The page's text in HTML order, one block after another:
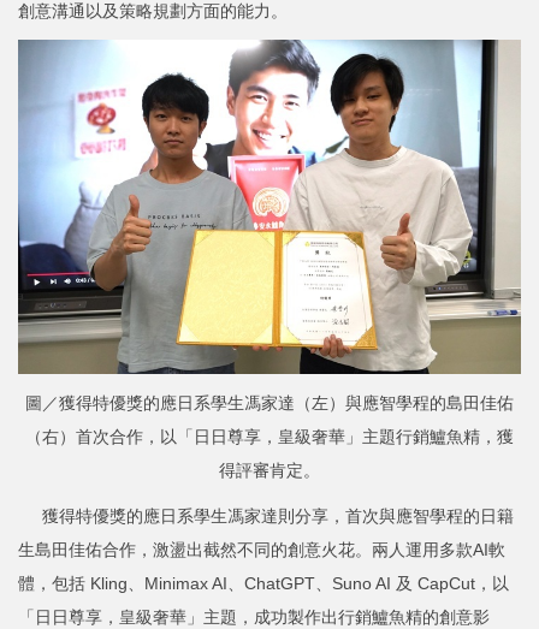
創意溝通以及策略規劃方面的能力。
圖／獲得特優獎的應日系學生馮家達（左）與應智學程的島田佳佑
（右）首次合作，以「日日尊享，皇級奢華」主題行銷鱸魚精，獲
得評審肯定。
獲得特優獎的應日系學生馮家達則分享，首次與應智學程的日籍
生島田佳佑合作，激盪出截然不同的創意火花。兩人運用多款AI軟
體，包括 Kling、Minimax AI、ChatGPT、Suno AI 及 CapCut，以
「日日尊享，皇級奢華」主題，成功製作出行銷鱸魚精的創意影